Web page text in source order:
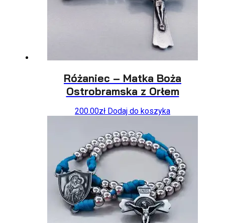
Różaniec – Matka Boża
Ostrobramska z Orłem
200.00zł Dodaj do koszyka